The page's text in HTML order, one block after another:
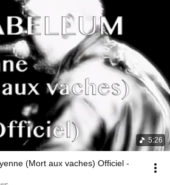
5:26
(Mort aux vaches) Officiel -